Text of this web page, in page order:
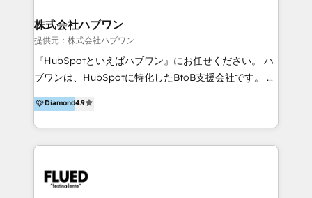
Integrations 💎Go-To-Market (GTM) Strategies &
Account-Based Marketing 💎CMS Development &
Conversion-Focused Websites With a 5.0⭐average
rating and 140+ verified client reviews on the
businesses globally for consistent delivery and high
client satisfaction. With deep HubSpot expertise and
your business with a proven and reliable HubSpot
Diamond Partner? 👉Connect with TRooInbound
株式会社ハブワン
提供元：株式会社ハブワン
『HubSpotといえばハブワン』にお任せください。 ハ
ブワンは、HubSpotに特化したBtoB支援会社です。 ノ
ーコードCMS構築、CRM／MA／SFAの設計・運用、他
システムAPI連携・開発、営業定着支援、カスタマーサ
クセス体制の設計まで、ワンストップ完結できる支援体
制を整えています。 HubSpotの導入支援だけでなく、
ナリオ設計まで含めてご提案。「導入して終わり」では
Diamond4.9